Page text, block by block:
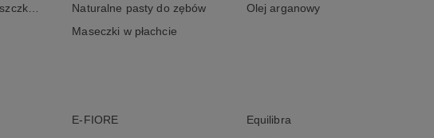
Kremy przeciwzmarszczkowe Naturalne pasty do zębów
Olej arganowy
Maseczki w płachcie
E-FIORE
Equilibra